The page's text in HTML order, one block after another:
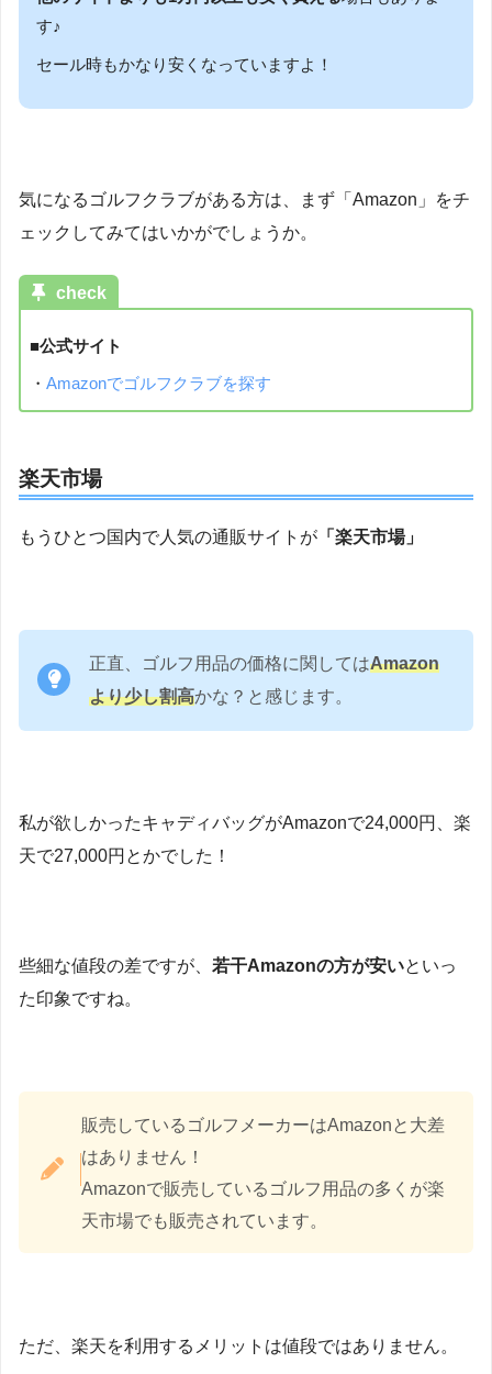
す♪
セール時もかなり安くなっていますよ！
気になるゴルフクラブがある方は、まず「Amazon」をチ
ェックしてみてはいかがでしょうか。
check
■公式サイト
・ Amazonでゴルフクラブを探す
楽天市場
もうひとつ国内で人気の通販サイトが 「楽天市場」
正直、ゴルフ用品の価格に関してはAmazon
より少し割高かな？と感じます。
私が欲しかったキャディバッグがAmazonで24,000円、楽
天で27,000円とかでした！
些細な値段の差ですが、 若干Amazonの方が安いといっ
た印象ですね。
販売しているゴルフメーカーはAmazonと大差
はありません！
Amazonで販売しているゴルフ用品の多くが楽
天市場でも販売されています。
ただ、楽天を利用するメリットは値段ではありません。